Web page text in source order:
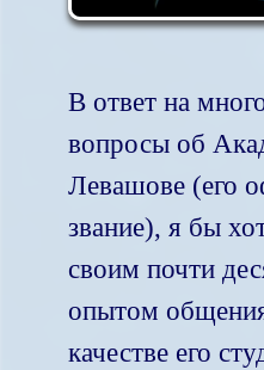
В ответ на
вопросы об
Левашове (его
звание), я бы
своим почти
опытом
качестве его